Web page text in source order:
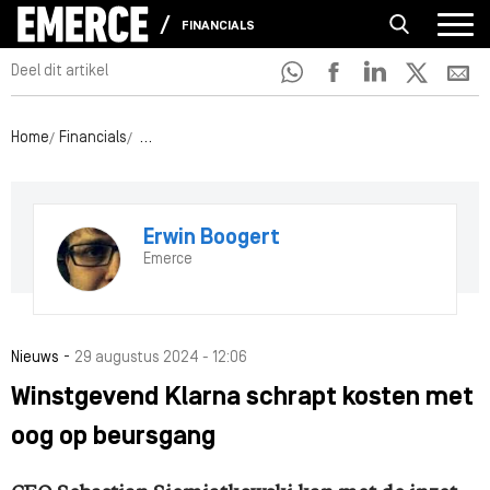
FINANCIALS
Deel dit artikel
Home Financials Winstgevend Klarna schrapt kosten met oog op
Erwin Boogert
Emerce
Nieuws - 29 augustus 2024 - 12:06
Winstgevend Klarna schrapt kosten met
oog op beursgang